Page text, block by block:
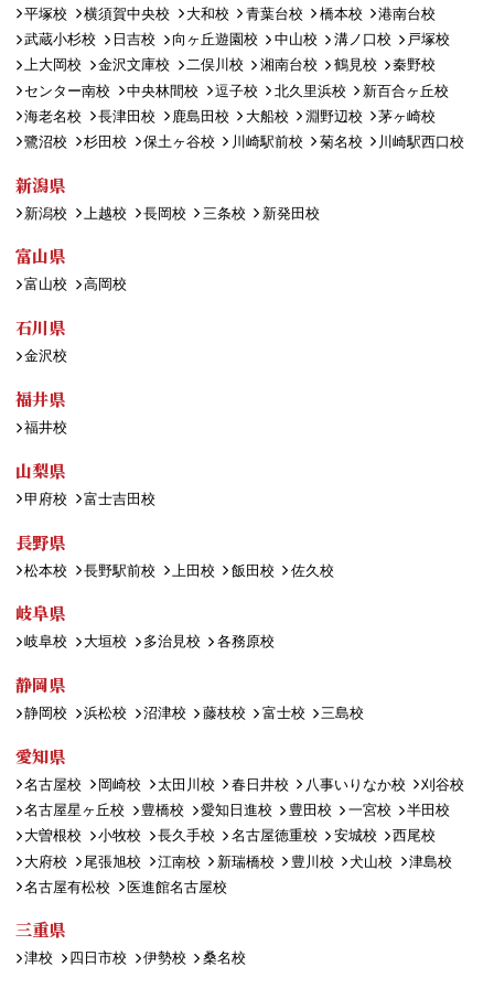
平塚校
横須賀中央校 大和校 青葉台校 橋本校
港南台校
武蔵小杉校
日吉校 向ヶ丘遊園校 中山校 溝ノ口校
戸塚校
上大岡校
金沢文庫校 二俣川校 湘南台校 鶴見校
秦野校
センター南校
中央林間校 逗子校 北久里浜校
新百合ヶ丘校
海老名校
長津田校 鹿島田校 大船校 淵野辺校
茅ヶ崎校
鷺沼校
杉田校 保土ヶ谷校 川崎駅前校 菊名校 川崎駅西口校
新潟県
新潟校 上越校 長岡校 三条校 新発田校
富山県
富山校 高岡校
石川県
金沢校
福井県
福井校
山梨県
甲府校 富士吉田校
長野県
松本校 長野駅前校 上田校 飯田校 佐久校
岐阜県
岐阜校 大垣校 多治見校 各務原校
静岡県
静岡校 浜松校 沼津校 藤枝校 富士校 三島校
愛知県
名古屋校 岡崎校 太田川校 春日井校 八事いりなか校
刈谷校
名古屋星ヶ丘校
豊橋校 愛知日進校 豊田校 一宮校
半田校
大曽根校
小牧校 長久手校 名古屋徳重校 安城校
西尾校
大府校
尾張旭校 江南校 新瑞橋校 豊川校 犬山校
津島校
名古屋有松校
医進館名古屋校
三重県
津校 四日市校 伊勢校 桑名校